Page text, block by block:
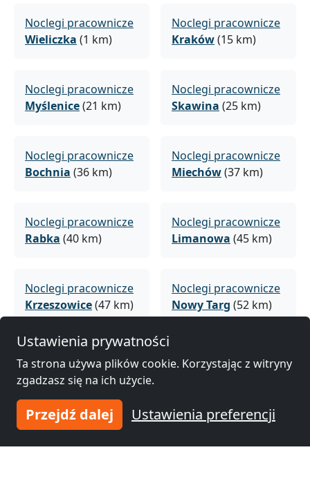
Noclegi pracownicze
Wieliczka (1 km)
Noclegi pracownicze
Kraków(15 km)
Noclegi pracownicze
Myślenice(21 km)
Noclegi pracownicze
Skawina (25 km)
Noclegi pracownicze
Bochnia (36 km)
Noclegi pracownicze
Miechów(37 km)
Noclegi pracownicze
Rabka (40 km)
Noclegi pracownicze
Limanowa (45 km)
Noclegi pracownicze
Krzeszowice(47 km)
Noclegi pracownicze
Nowy Targ (52 km)
Noclegi pracownicze
Brzesko (53 km)
Sucha(54 km)
Noclegi pracownicze
Noclegi pracownicze
Ustawienia prywatności
Ta strona używa plików cookie. Korzystając z witryny
zgadzasz się na ich użycie.
Przejdź dalej Ustawienia preferencji